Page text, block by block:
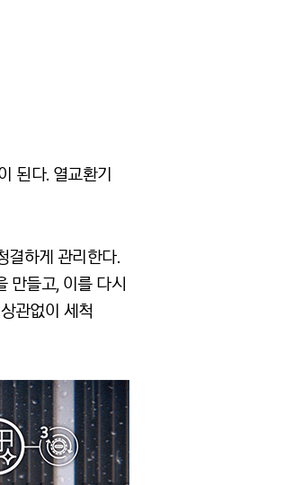
된다. 열교환기
결하게 관리한다.
만들고, 이를 다시
관없이 세척